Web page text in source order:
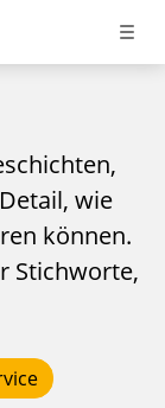
wie
können.
Stichworte,